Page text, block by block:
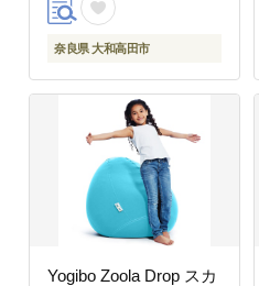
奈良県 大和高田市
Yogibo Zoola Drop スカ